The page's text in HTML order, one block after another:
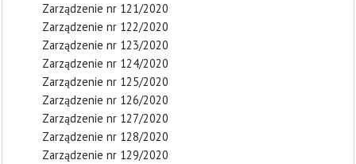
Zarządzenie nr 121/2020
Zarządzenie nr 122/2020
Zarządzenie nr 123/2020
Zarządzenie nr 124/2020
Zarządzenie nr 125/2020
Zarządzenie nr 126/2020
Zarządzenie nr 127/2020
Zarządzenie nr 128/2020
Zarządzenie nr 129/2020